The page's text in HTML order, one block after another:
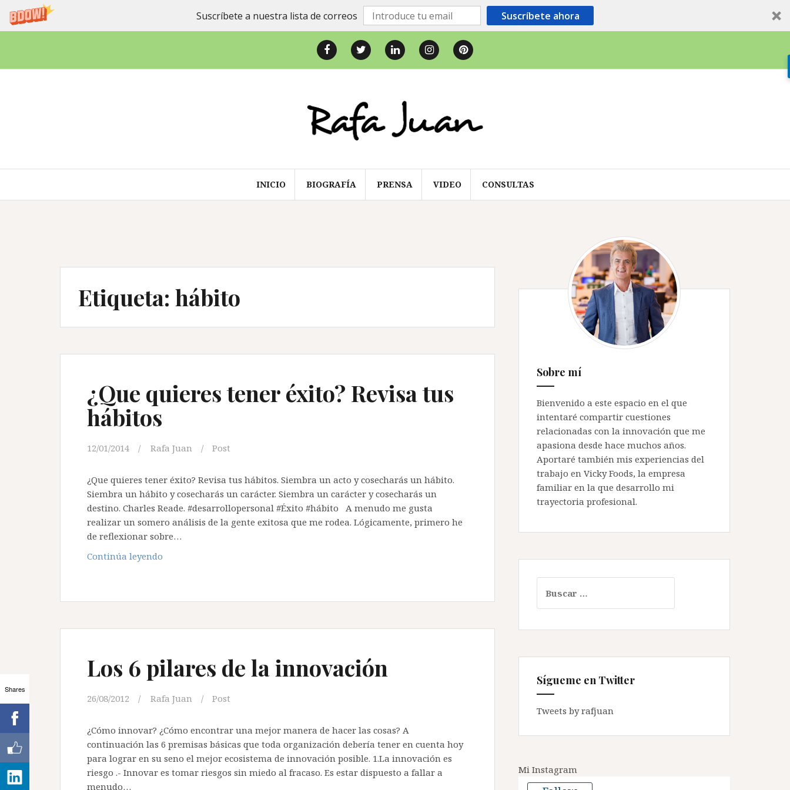
Suscríbete a nuestra lista de correos Suscríbete ahora
contenido
FacebookTwitter LinkedInInstagramPinterest
INICIO BIOGRAFÍA PRENSA VIDEO CONSULTAS
Etiqueta: hábito
¿Que quieres tener éxito? Revisa tus
hábitos
12/01/2014 Rafa Juan Post
¿Que quieres tener éxito? Revisa tus hábitos. Siembra un acto y cosecharás un hábito.
Siembra un hábito y cosecharás un carácter. Siembra un carácter y cosecharás un
destino. Charles Reade. #desarrollopersonal #Éxito #hábito A menudo me gusta
realizar un somero análisis de la gente exitosa que me rodea. Lógicamente, primero he
de reflexionar sobre…
Continúa leyendo
Los 6 pilares de la innovación
26/08/2012 Rafa Juan Post
¿Cómo innovar? ¿Cómo encontrar una mejor manera de hacer las cosas? A
continuación las 6 premisas básicas que toda organización debería tener en cuenta hoy
para lograr en su seno el mejor ecosistema de innovación posible. 1.La innovación es
riesgo .- Innovar es tomar riesgos sin miedo al fracaso. Es estar dispuesto a fallar a
menudo…
Sobre mí
Bienvenido a este espacio en el que
intentaré compartir cuestiones
relacionadas con la innovación que me
apasiona desde hace muchos años.
Aportaré también mis experiencias del
trabajo en Vicky Foods, la empresa
familiar en la que desarrollo mi
trayectoria profesional.
Sígueme en Twitter
Tweets by rafjuan
Mi Instagram
Shares